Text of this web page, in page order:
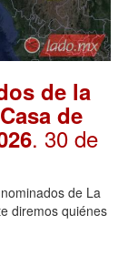
de la
de
. 30 de
de La
diremos quiénes